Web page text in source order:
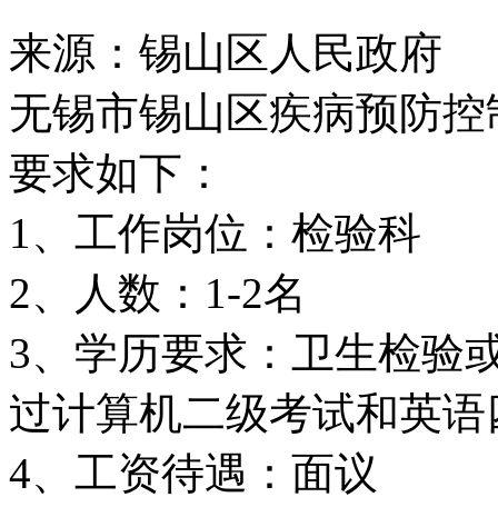
来源：锡山区人民政府
无锡市锡山区疾病预防
要求如下：
1、工作岗位：检验科
2、人数：1-2名
3、学历要求：卫生检验
过计算机二级考试和英
4、工资待遇：面议